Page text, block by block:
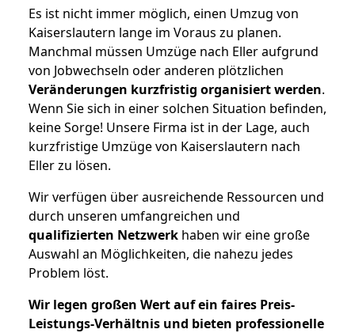
Es ist nicht immer möglich, einen Umzug von
Kaiserslautern lange im Voraus zu planen.
Manchmal müssen Umzüge nach Eller aufgrund
von Jobwechseln oder anderen plötzlichen
Veränderungen kurzfristig organisiert werden.
Wenn Sie sich in einer solchen Situation befinden,
keine Sorge! Unsere Firma ist in der Lage, auch
kurzfristige Umzüge von Kaiserslautern nach
Eller zu lösen.
Wir verfügen über ausreichende Ressourcen und
durch unseren umfangreichen und
qualifizierten Netzwerk haben wir eine große
Auswahl an Möglichkeiten, die nahezu jedes
Problem löst.
Wir legen großen Wert auf ein faires Preis-
Leistungs-Verhältnis und bieten professionelle